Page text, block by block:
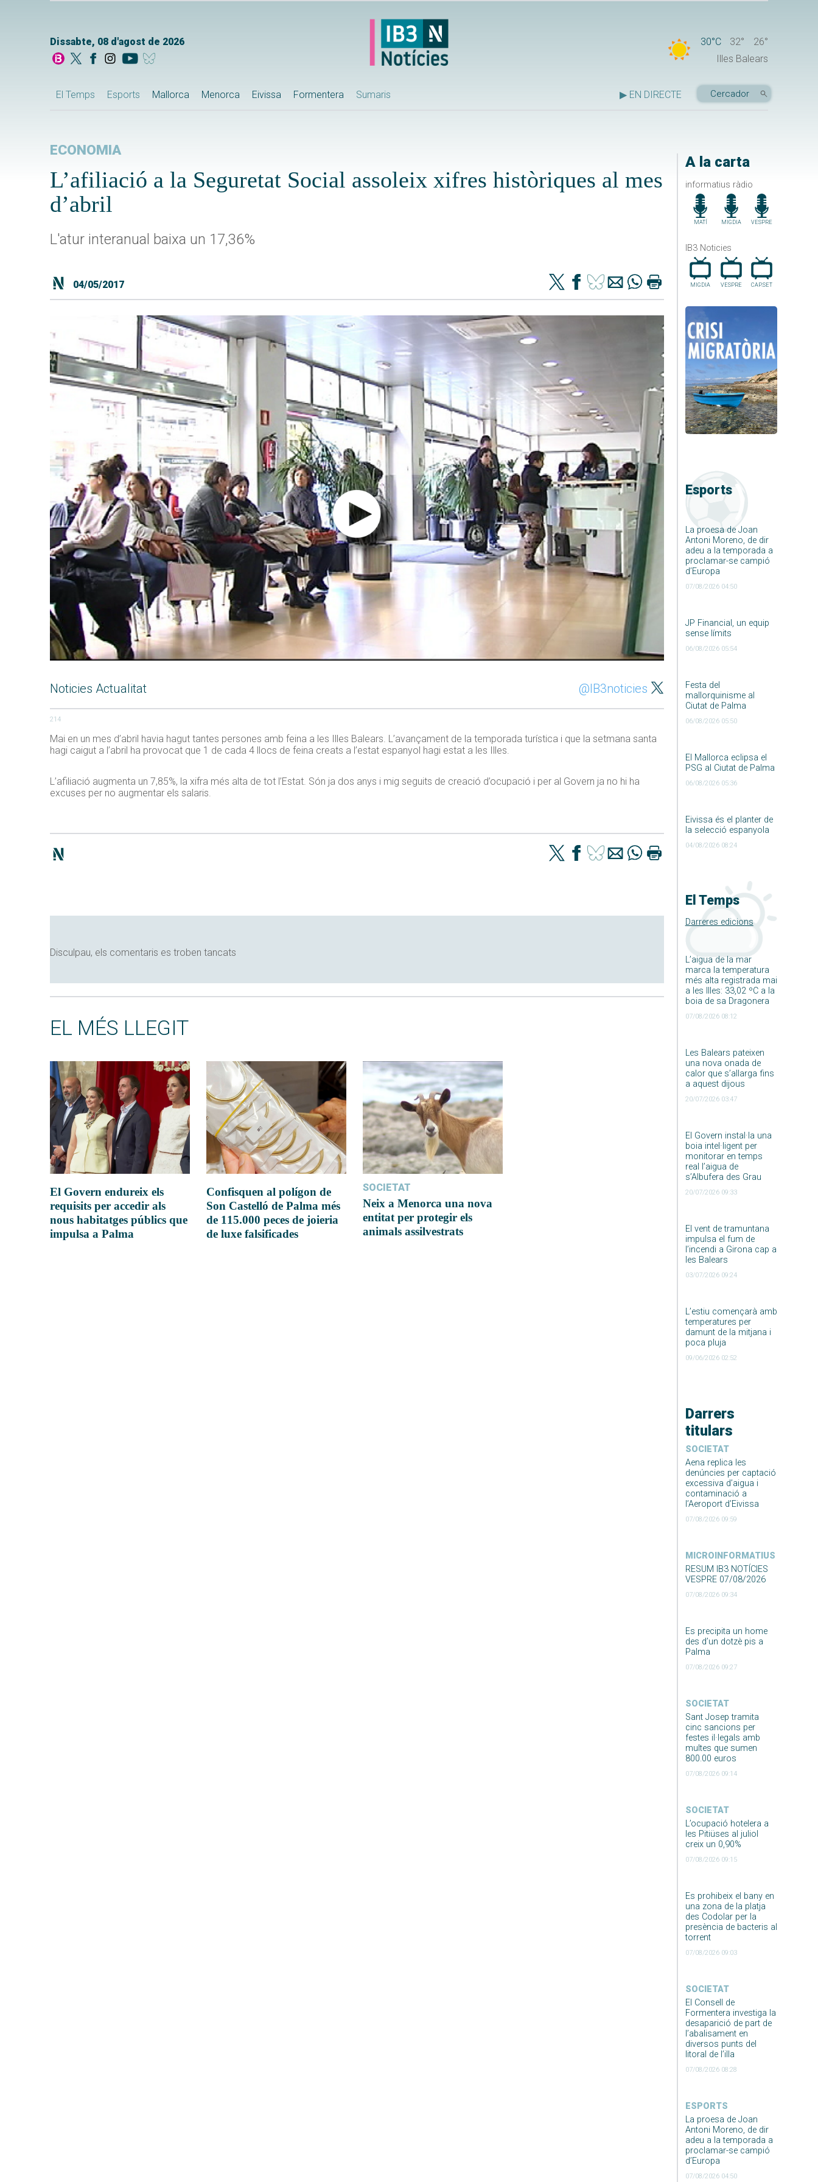
Dissabte, 08 d'agost de 2026 30°C 32°
26°
Illes Balears
El Temps Esports Mallorca Menorca Eivissa Formentera Sumaris ▶ EN DIRECTE
A la carta
informatius ràdio
MATÍ MIGDIA VESPRE
IB3 Noticies
MIGDIA VESPRE CAP.SET
Esports
La proesa de Joan
Antoni Moreno, de dir
adeu a la temporada a
proclamar-se campió
d’Europa
07/08/2026 04:50
JP Financial, un equip
sense límits
06/08/2026 05:54
Festa del
mallorquinisme al
Ciutat de Palma
06/08/2026 05:50
El Mallorca eclipsa el
PSG al Ciutat de Palma
06/08/2026 05:36
Eivissa és el planter de
la selecció espanyola
04/08/2026 08:24
El Temps
Darreres edicions
L’aigua de la mar
marca la temperatura
més alta registrada mai
a les Illes: 33,02 ºC a la
boia de sa Dragonera
07/08/2026 08:12
Les Balears pateixen
una nova onada de
calor que s’allarga fins
a aquest dijous
20/07/2026 03:47
El Govern instal·la una
boia intel·ligent per
monitorar en temps
real l’aigua de
s’Albufera des Grau
20/07/2026 09:33
El vent de tramuntana
impulsa el fum de
l’incendi a Girona cap a
les Balears
03/07/2026 09:24
L’estiu començarà amb
temperatures per
damunt de la mitjana i
poca pluja
09/06/2026 02:52
Darrers
titulars
SOCIETAT
Aena replica les
denúncies per captació
excessiva d’aigua i
contaminació a
l’Aeroport d’Eivissa
07/08/2026 09:59
MICROINFORMATIUS
RESUM IB3 NOTÍCIES
VESPRE 07/08/2026
07/08/2026 09:34
Es precipita un home
des d’un dotzè pis a
Palma
07/08/2026 09:27
SOCIETAT
Sant Josep tramita
cinc sancions per
festes il·legals amb
multes que sumen
800.00 euros
07/08/2026 09:14
SOCIETAT
L’ocupació hotelera a
les Pitiüses al juliol
creix un 0,90%
07/08/2026 09:15
Es prohibeix el bany en
una zona de la platja
des Codolar per la
presència de bacteris al
torrent
07/08/2026 09:03
SOCIETAT
El Consell de
Formentera investiga la
desaparició de part de
l’abalisament en
diversos punts del
litoral de l’illa
07/08/2026 08:28
ESPORTS
La proesa de Joan
Antoni Moreno, de dir
adeu a la temporada a
proclamar-se campió
d’Europa
07/08/2026 04:50
ECONOMIA
L’afiliació a la Seguretat Social assoleix xifres històriques al mes
d’abril
L'atur interanual baixa un 17,36%
04/05/2017
Noticies Actualitat @IB3noticies
214
Mai en un mes d’abril havia hagut tantes persones amb feina a les Illes Balears. L’avançament de la temporada turística i que la setmana santa
hagi caigut a l’abril ha provocat que 1 de cada 4 llocs de feina creats a l’estat espanyol hagi estat a les Illes.
L’afiliació augmenta un 7,85%, la xifra més alta de tot l’Estat. Són ja dos anys i mig seguits de creació d’ocupació i per al Govern ja no hi ha
excuses per no augmentar els salaris.
Disculpau, els comentaris es troben tancats
EL MÉS LLEGIT
El Govern endureix els
requisits per accedir als
nous habitatges públics que
impulsa a Palma
Confisquen al polígon de
Son Castelló de Palma més
de 115.000 peces de joieria
de luxe falsificades
SOCIETAT
Neix a Menorca una nova
entitat per protegir els
animals assilvestrats